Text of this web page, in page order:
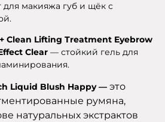
для макияжа губ и щёк с
Clean Lifting Treatment Eyebrow
Clear — стойкий гель для
Liquid Blush Happy — это
румяна,
натуральных экстрактов